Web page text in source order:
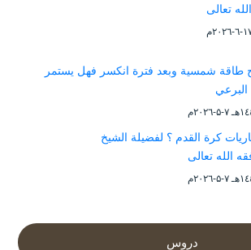
تعالى
طاقة شمسية وبعد فترة انكسر فهل يستمر
البرعي
كرة القدم ؟ لفضيلة الشيخ
الله تعالى
دروس